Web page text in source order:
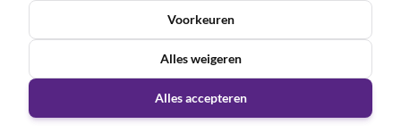
Vacatures & Coaches
Werken binnen The 359 Method
Voorkeuren
Alles weigeren
Alles accepteren